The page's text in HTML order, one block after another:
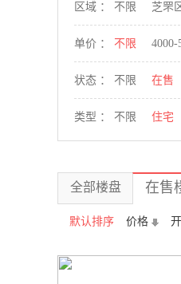
区域 ： 不限 芝罘
单价 ： 不限 4000-
状态 ： 不限 在售
类型 ： 不限 住宅
全部楼盘 在售
默认排序 价格